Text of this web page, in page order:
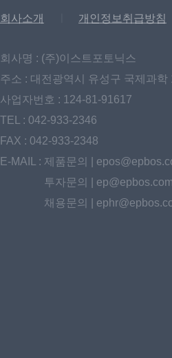
회사소개 개인정보취급방침
회사명 : (주)이스트포토닉스
주소 : 대전광역시 유성구 국제과
사업자번호 : 124-81-91617
TEL : 042-933-2346
FAX : 042-933-2348
E-MAIL : 제품문의 |
투자문의 | ep@epbos.com
채용문의 |